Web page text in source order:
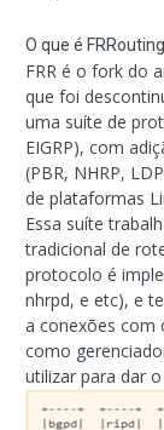
O que é FRRouting
FRR é o fork do
que foi
uma suíte de
EIGRP), com
(PBR, NHRP,
de plataformas
Essa suíte
tradicional de
protocolo é
nhrpd, e etc), e
a conexões com
como
utilizar para dar o